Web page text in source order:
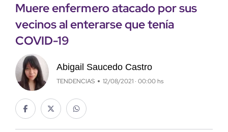
Muere enfermero atacado por sus
vecinos al enterarse que tenía
COVID-19
Abigail Saucedo Castro
TENDENCIAS 12/08/2021 · 00:00 hs